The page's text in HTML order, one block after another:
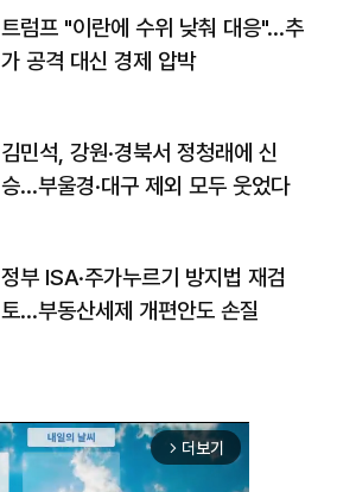
트럼프 "이란에 수위 낮춰 대응"…추
가 공격 대신 경제 압박
김민석, 강원·경북서 정청래에 신
승…부울경·대구 제외 모두 웃었다
정부 ISA·주가누르기 방지법 재검
토…부동산세제 개편안도 손질
arrow_forward_ios 더보기